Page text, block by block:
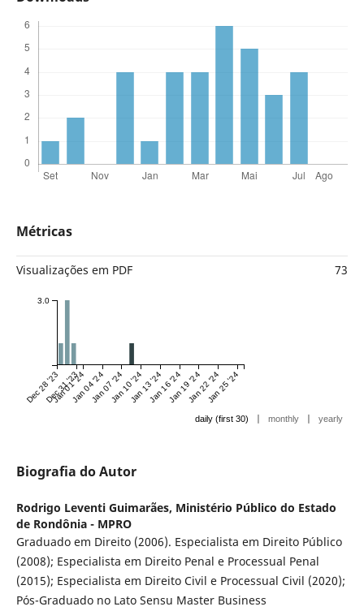
Métricas
Visualizações em PDF 73
Dec 28 '23Dec 31 '23
Jan 01 '24Jan 04 '24Jan 07 '24Jan 10 '24Jan 13 '24Jan 16 '24Jan 19 '24Jan 22 '24Jan 25 '24
3.0
daily (first 30) | monthly | yearly
Biografia do Autor
Rodrigo Leventi Guimarães, Ministério Público do Estado
de Rondônia - MPRO
Graduado em Direito (2006). Especialista em Direito Público
(2008); Especialista em Direito Penal e Processual Penal
(2015); Especialista em Direito Civil e Processual Civil (2020);
Pós-Graduado no Lato Sensu Master Business